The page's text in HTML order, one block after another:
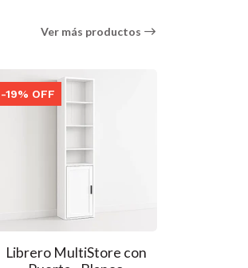
Ver más productos
-19% OFF
Librero MultiStore con